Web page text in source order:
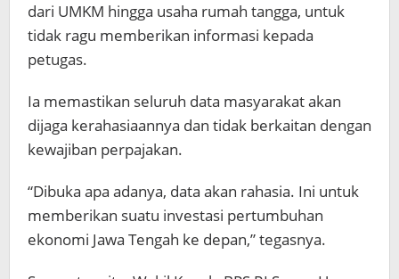
dari UMKM hingga usaha rumah tangga, untuk
tidak ragu memberikan informasi kepada
petugas.
Ia memastikan seluruh data masyarakat akan
dijaga kerahasiaannya dan tidak berkaitan dengan
kewajiban perpajakan.
“Dibuka apa adanya, data akan rahasia. Ini untuk
memberikan suatu investasi pertumbuhan
ekonomi Jawa Tengah ke depan,” tegasnya.